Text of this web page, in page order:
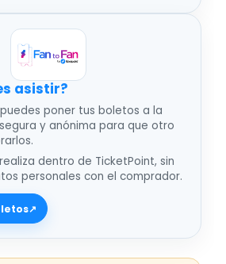
asistir
puedes poner tus boletos a la
y anónima para que otro
dentro de TicketPoint, sin
personales con el comprador.
↗